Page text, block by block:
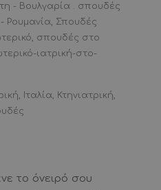
- Βουλγαρία . σπουδές
Ρουμανία, Σπουδές
, σπουδές στο
ιατρική-στο-
, Ιταλία, Κτηνιατρική,
το όνειρό σου